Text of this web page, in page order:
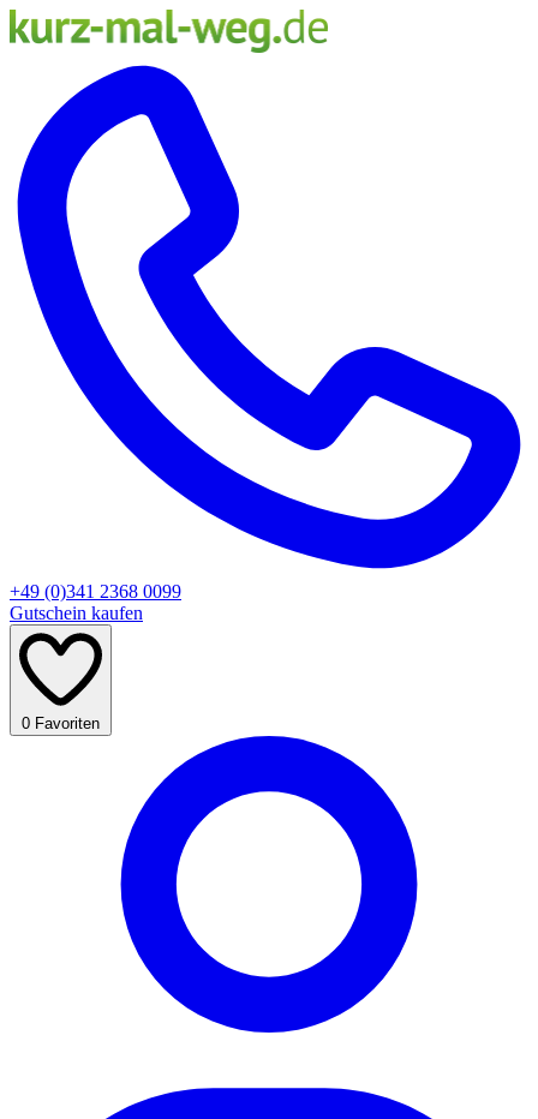
+49 (0)341 2368 0099
Gutschein kaufen
0 Favoriten